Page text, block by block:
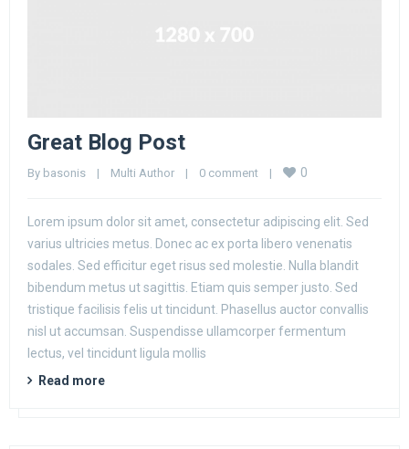
Great Blog Post
By basonis | Multi Author | 0 comment | 0
Lorem ipsum dolor sit amet, consectetur adipiscing elit. Sed
varius ultricies metus. Donec ac ex porta libero venenatis
sodales. Sed efficitur eget risus sed molestie. Nulla blandit
bibendum metus ut sagittis. Etiam quis semper justo. Sed
tristique facilisis felis ut tincidunt. Phasellus auctor convallis
nisl ut accumsan. Suspendisse ullamcorper fermentum
lectus, vel tincidunt ligula mollis
Read more